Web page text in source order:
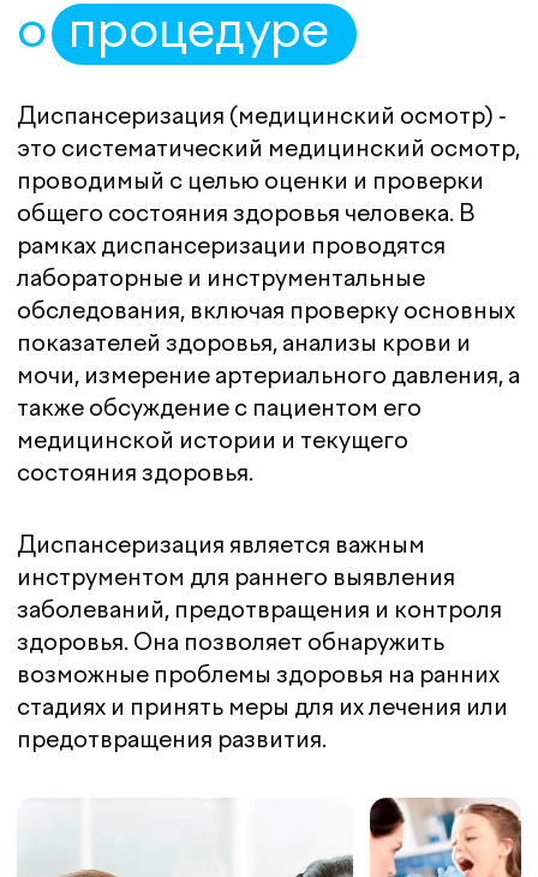
Диспансеризация является важным
инструментом для раннего выявления
заболеваний, предотвращения и контроля
возможные проблемы здоровья на ранних
стадиях и принять меры для их лечения или
предотвращения развития.